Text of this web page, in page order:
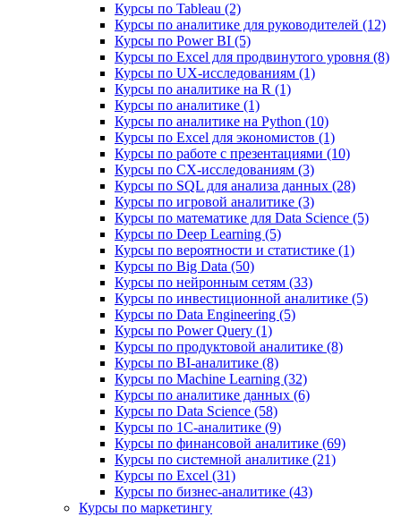
Курсы по Tableau (2)
Курсы по аналитике для руководителей (12)
Курсы по Power BI (5)
Курсы по Excel для продвинутого уровня (8)
Курсы по UX‑исследованиям (1)
Курсы по аналитике на R (1)
Курсы по аналитике (1)
Курсы по аналитике на Python (10)
Курсы по Excel для экономистов (1)
Курсы по работе с презентациями (10)
Курсы по CX-исследованиям (3)
Курсы по SQL для анализа данных (28)
Курсы по игровой аналитике (3)
Курсы по математике для Data Science (5)
Курсы по Deep Learning (5)
Курсы по вероятности и статистике (1)
Курсы по Big Data (50)
Курсы по нейронным сетям (33)
Курсы по инвестиционной аналитике (5)
Курсы по Data Engineering (5)
Курсы по Power Query (1)
Курсы по продуктовой аналитике (8)
Курсы по BI‑аналитике (8)
Курсы по Machine Learning (32)
Курсы по аналитике данных (6)
Курсы по Data Science (58)
Курсы по 1С‑аналитике (9)
Курсы по финансовой аналитике (69)
Курсы по системной аналитике (21)
Курсы по Excel (31)
Курсы по бизнес‑аналитике (43)
Курсы по маркетингу